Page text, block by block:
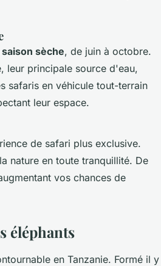
sèche, de juin à octobre.
leur principale source d'eau,
safaris en véhicule tout-terrain
leur espace.
de safari plus exclusive.
nature en toute tranquillité. De
vos chances de
éléphants
en Tanzanie. Formé il y